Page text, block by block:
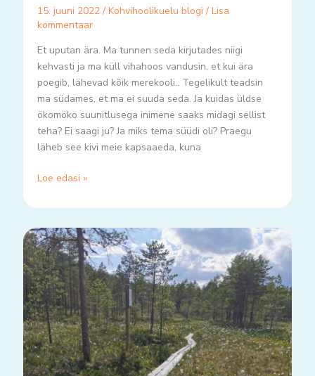
15. juuni 2022 / Kohvihoolikuelu blogi / Lisa
kommentaar
Et uputan ära. Ma tunnen seda kirjutades niigi
kehvasti ja ma küll vihahoos vandusin, et kui ära
poegib, lähevad kõik merekooli.. Tegelikult teadsin
ma südames, et ma ei suuda seda. Ja kuidas üldse
ökomöko suunitlusega inimene saaks midagi sellist
teha? Ei saagi ju? Ja miks tema süüdi oli? Praegu
läheb see kivi meie kapsaaeda, kuna
Loe edasi »
Nii
palju
küsimusi..